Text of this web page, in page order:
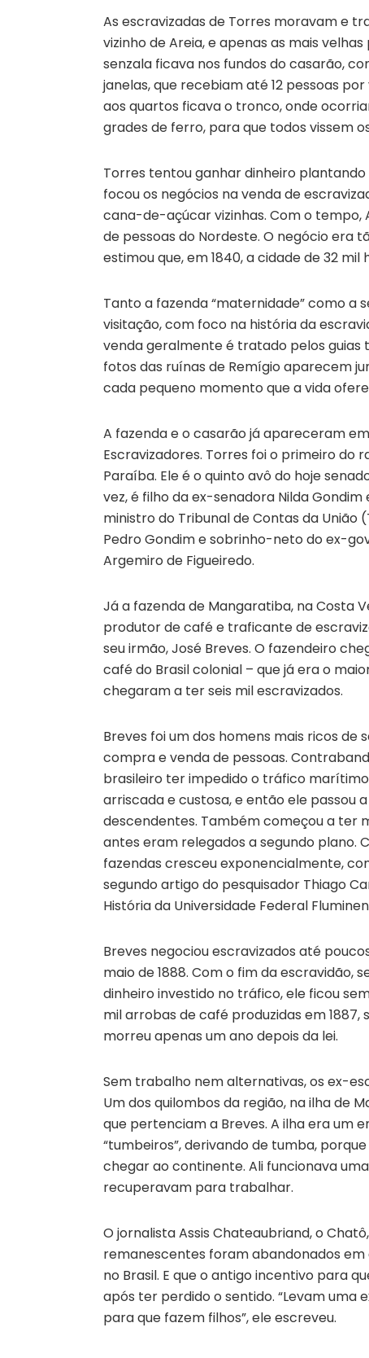
As escravizadas de Torres moravam e
vizinho de Areia, e apenas as mais
senzala ficava nos fundos do casarão,
janelas, que recebiam até 12 pessoas
aos quartos ficava o tronco, onde
grades de ferro, para que todos vissem
Torres tentou ganhar dinheiro
focou os negócios na venda de
cana-de-açúcar vizinhas. Com o tempo,
de pessoas do Nordeste. O negócio era
estimou que, em 1840, a cidade de 32
Tanto a fazenda “maternidade” como
visitação, com foco na história da
venda geralmente é tratado pelos guias
fotos das ruínas de Remígio aparecem
cada pequeno momento que a vida
A fazenda e o casarão já apareceram
Escravizadores. Torres foi o primeiro do
Paraíba. Ele é o quinto avô do hoje
vez, é filho da ex-senadora Nilda
ministro do Tribunal de Contas da União
Pedro Gondim e sobrinho-neto do ex-
Argemiro de Figueiredo.
Já a fazenda de Mangaratiba, na Costa
produtor de café e traficante de
seu irmão, José Breves. O fazendeiro
café do Brasil colonial – que já era o
chegaram a ter seis mil escravizados.
Breves foi um dos homens mais ricos
compra e venda de pessoas.
brasileiro ter impedido o tráfico
arriscada e custosa, e então ele passou
descendentes. Também começou a ter
antes eram relegados a segundo plano.
fazendas cresceu exponencialmente,
segundo artigo do pesquisador Thiago
História da Universidade Federal
Breves negociou escravizados até
maio de 1888. Com o fim da escravidão,
dinheiro investido no tráfico, ele ficou
mil arrobas de café produzidas em 1887,
morreu apenas um ano depois da lei.
Sem trabalho nem alternativas, os ex-
Um dos quilombos da região, na ilha de
que pertenciam a Breves. A ilha era um
“tumbeiros”, derivando de tumba,
chegar ao continente. Ali funcionava
recuperavam para trabalhar.
O jornalista Assis Chateaubriand, o
remanescentes foram abandonados
no Brasil. E que o antigo incentivo para
após ter perdido o sentido. “Levam uma
para que fazem filhos”, ele escreveu.